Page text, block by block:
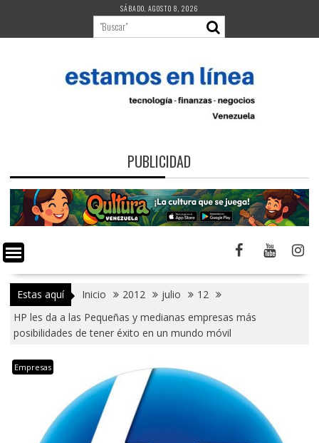
contenido
SÁBADO, AGOSTO 8, 2026
PUBLICIDAD
Estas aquí Inicio 2012 julio
12
HP les da a las Pequeñas y medianas empresas más
posibilidades de tener éxito en un mundo móvil
Empresas